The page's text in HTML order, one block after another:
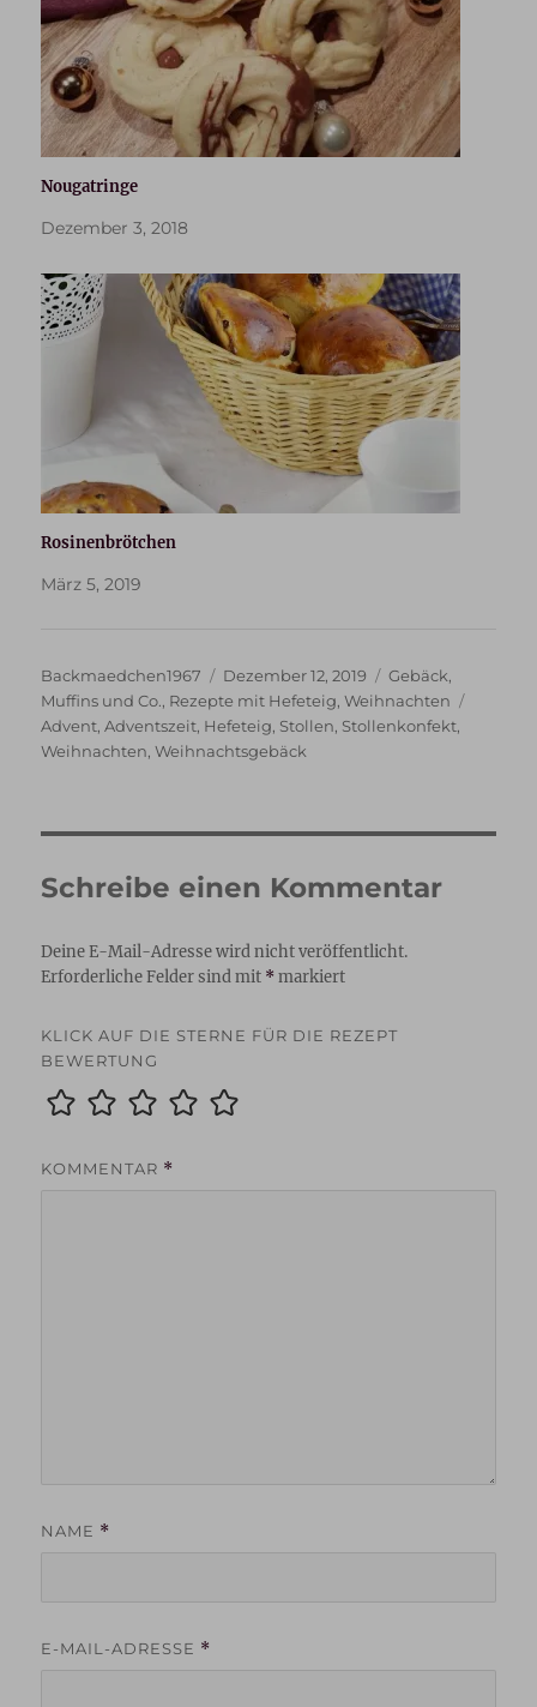
Nougatringe
Dezember 3, 2018
Rosinenbrötchen
März 5, 2019
Autor
Backmaedchen1967
Veröffentlicht
am
Dezember 12, 2019 Kategorien
Gebäck,
Muffins und Co., Rezepte mit Hefeteig,Weihnachten
Advent,Adventszeit, Hefeteig, Stollen, Stollenkonfekt,
Weihnachten,Weihnachtsgebäck
Schreibe einen Kommentar
Deine E-Mail-Adresse wird nicht veröffentlicht.
Erforderliche Felder sind mit *markiert
KLICK AUF DIE STERNE FÜR DIE REZEPT
BEWERTUNG
KOMMENTAR *
NAME *
E-MAIL-ADRESSE *